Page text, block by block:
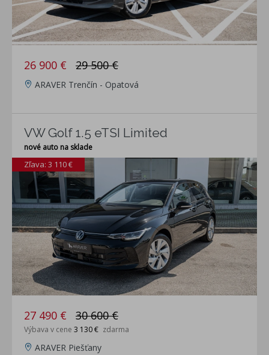
26 900 € 29 500 €
ARAVER Trenčín - Opatová
VW Golf 1.5 eTSI Limited
nové auto na sklade
Zľava: 3 110 €
27 490 € 30 600 €
Výbava v cene 3 130 € zdarma
ARAVER Piešťany